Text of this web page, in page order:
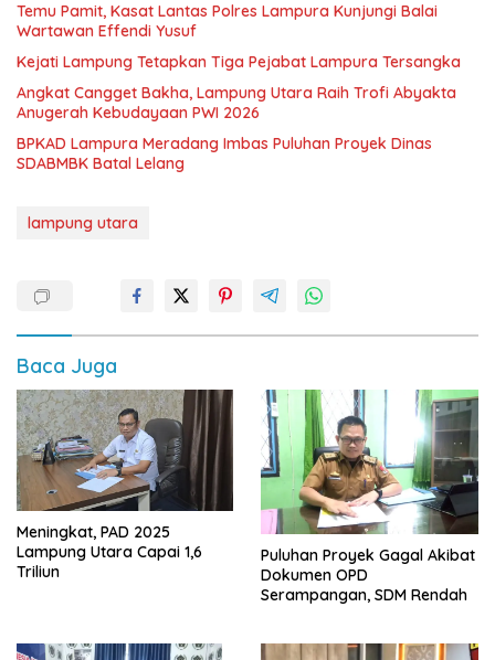
Temu Pamit, Kasat Lantas Polres Lampura Kunjungi Balai
Wartawan Effendi Yusuf
Kejati Lampung Tetapkan Tiga Pejabat Lampura Tersangka
Angkat Cangget Bakha, Lampung Utara Raih Trofi Abyakta
Anugerah Kebudayaan PWI 2026
BPKAD Lampura Meradang Imbas Puluhan Proyek Dinas
SDABMBK Batal Lelang
lampung utara
Baca Juga
Meningkat, PAD 2025
Lampung Utara Capai 1,6
Triliun
Puluhan Proyek Gagal Akibat
Dokumen OPD
Serampangan, SDM Rendah